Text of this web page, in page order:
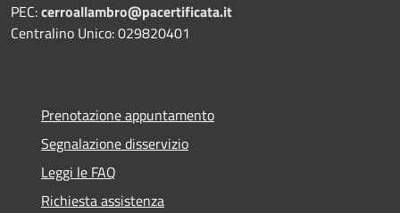
PEC:cerroallambro@pacertificata.it
Centralino Unico: 029820401
Prenotazione appuntamento
Segnalazione disservizio
Leggi le FAQ
Richiesta assistenza